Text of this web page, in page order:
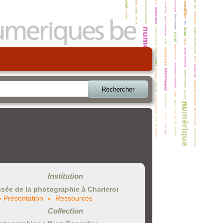
Rechercher
Institution
de la photographie à Charleroi
Présentation » Ressources
Collection